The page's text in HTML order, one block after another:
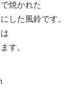
焼かれた
した風鈴です。
す。